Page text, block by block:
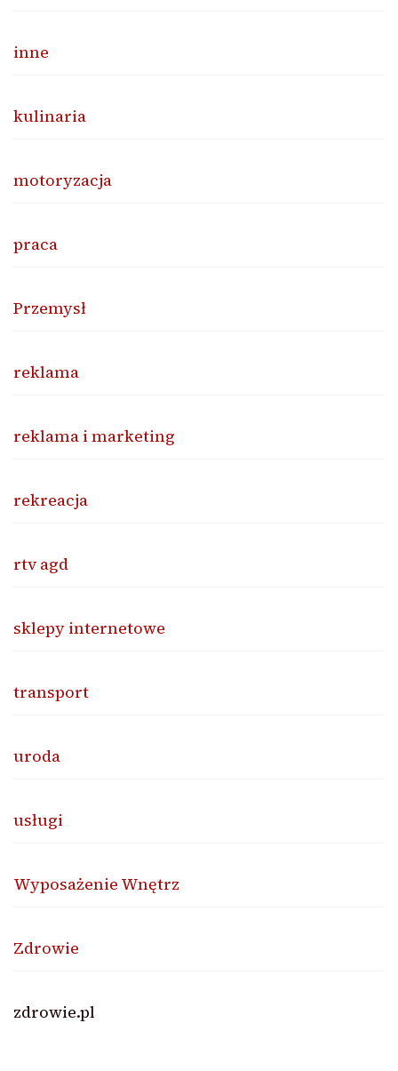
inne
kulinaria
motoryzacja
praca
Przemysł
reklama
reklama i marketing
rekreacja
rtv agd
sklepy internetowe
transport
uroda
usługi
Wyposażenie Wnętrz
Zdrowie
zdrowie.pl